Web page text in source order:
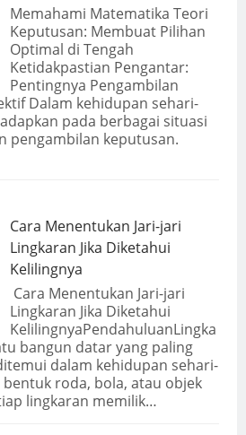
Memahami Matematika Teori
Keputusan: Membuat Pilihan
Optimal di Tengah
Ketidakpastian Pengantar:
Pentingnya Pengambilan
Dalam kehidupan sehari-
pada berbagai situasi
pengambilan keputusan.
Cara Menentukan Jari-jari
Lingkaran Jika Diketahui
Kelilingnya
Cara Menentukan Jari-jari
Lingkaran Jika Diketahui
KelilingnyaPendahuluanLingka
bangun datar yang paling
dalam kehidupan sehari-
roda, bola, atau objek
lingkaran memilik…